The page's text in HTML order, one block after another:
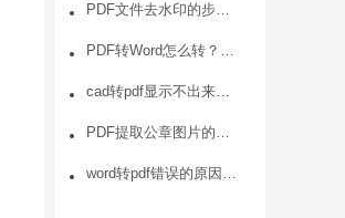
PDF文件去水印的步骤？一看就会
PDF转Word怎么转？PDF转Word方法
cad转pdf显示不出来或者显示不全的原因和处理方法
PDF提取公章图片的方法是什么，PDF怎么提取图片的步骤
word转pdf错误的原因及解决办法